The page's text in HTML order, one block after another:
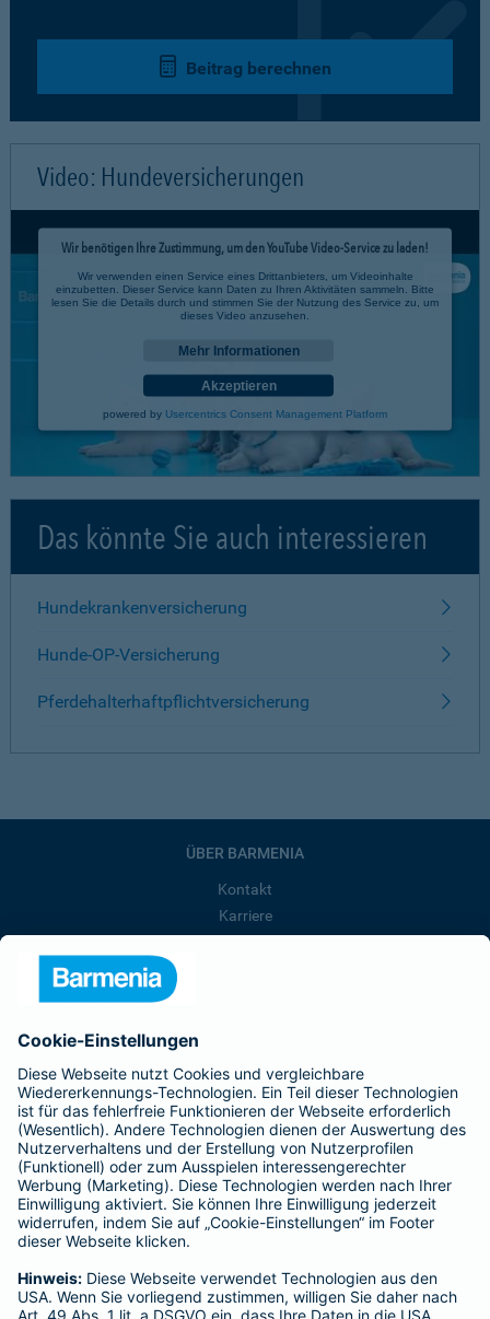
Beitrag berechnen
Video: Hundeversicherungen
Wir benötigen Ihre Zustimmung, um den YouTube Video-Service zu laden!
Wir verwenden einen Service eines Drittanbieters, um Videoinhalte
einzubetten. Dieser Service kann Daten zu Ihren Aktivitäten sammeln. Bitte
lesen Sie die Details durch und stimmen Sie der Nutzung des Service zu, um
dieses Video anzusehen.
Mehr Informationen
Akzeptieren
powered by Usercentrics Consent Management Platform
Das könnte Sie auch interessieren
Hundekrankenversicherung
Hunde-OP-Versicherung
Pferdehalterhaftpflichtversicherung
ÜBER BARMENIA
Kontakt
Karriere
Barmenia ist Teil der BarmeniaGothaer
BELIEBTE SEITEN
Kranken-Zusatzversicherung
Tierversicherungen
Haftpflichtversicherung
Hausratversicherung
Adresse ändern